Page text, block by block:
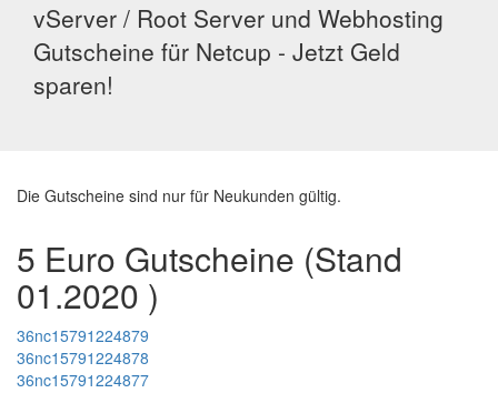
vServer / Root Server und Webhosting
Gutscheine für Netcup - Jetzt Geld
sparen!
Die Gutscheine sind nur für Neukunden gültig.
5 Euro Gutscheine (Stand
01.2020 )
36nc15791224879
36nc15791224878
36nc15791224877